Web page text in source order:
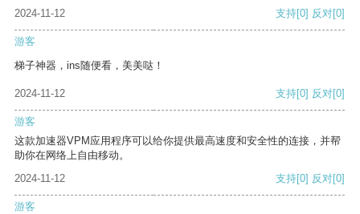
2024-11-12 支持[0] 反对[0]
游客
梯子神器，ins随便看，美美哒！
2024-11-12 支持[0] 反对[0]
游客
这款加速器VPM应用程序可以给你提供最高速度和安全性的连接，并帮
助你在网络上自由移动。
2024-11-12
支持[0] 反对[0]
游客